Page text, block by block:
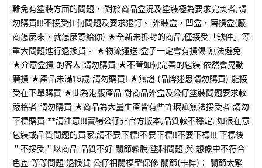
難免有塗裝方面的問題， 對於商品盒況及塗裝極為要求完美者,請
勿購買!!!不接受任何問題及要求退訂。 外裝盒，凹盒，磨損盒(廠
商怎麼來，就怎麼寄給你) ★全新未拆封的商品,僅接受「缺件」等
重大問題進行退換貨。 ★物流運送 盒子一定會有損傷 無法避免
★介意盒損 的客人 請勿購買 ★不管如何完善的包裝 依然會晃動
磨損 ★產品未滿15歲 請勿購買! ★無證 (品牌迷思請勿購買) 能接
受在下單購買 ★此為港版產品 對商品外盒及公仔塗裝問題要求較
嚴格者 請勿購買 ★商品為大量生產皆有些許瑕疵無法接受者 請勿
下標購買 **請注意!!!賣場公仔非官方版本,品質較不穩定, 如很在意
包裝或品質問題的買家,請不要下標!不要下標!!不要下標!!! 下標後
＂不接受＂以商品 品質不好 關節鬆脫 塗料問題 與 想像中不符合
色差 等等問題 退換貨 公仔相關模型保修 關節(卡榫)： 關節太緊